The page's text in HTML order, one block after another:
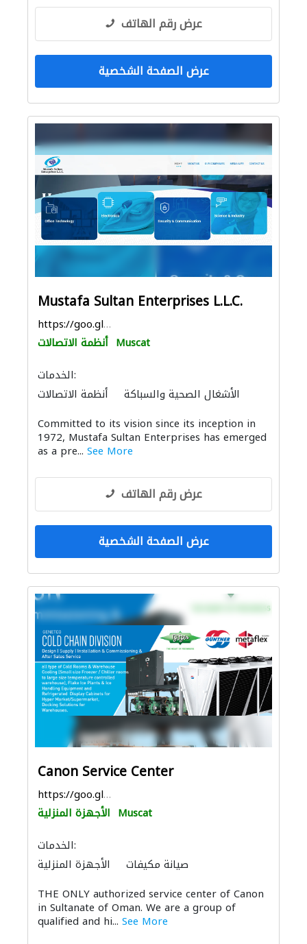
عرض رقم الهاتف
عرض الصفحة الشخصية
Mustafa Sultan Enterprises L.L.C.
https://goo.gl/maps/mXnKT55yReGx1uTB9
أنظمة الاتصالات Muscat
الخدمات:
أنظمة الاتصالات
الأشغال الصحية والسباكة
الإنارة
Committed to its vision since its inception in
1972, Mustafa Sultan Enterprises has emerged
as a pre... See More
عرض رقم الهاتف
عرض الصفحة الشخصية
Canon Service Center
https://goo.gl/maps/DU9KRgpcbMHXvZ1s9
الأجهزة المنزلية Muscat
الخدمات:
الأجهزة المنزلية
صيانة مكيفات
الحمامات والمطابخ ميكانيكيون الصوتيات
THE ONLY authorized service center of Canon
in Sultanate of Oman. We are a group of
qualified and hi... See More